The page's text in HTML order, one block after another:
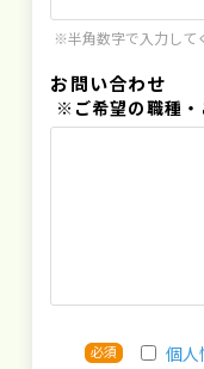
※半角数字で入力して
お問い合わせ
※ご希望の職種・
必須 個人